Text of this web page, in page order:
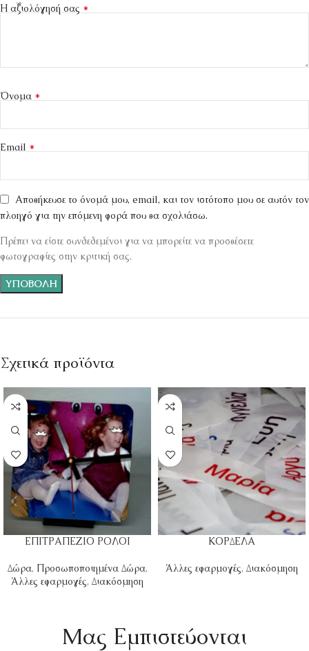
Η αξιολόγησή σας *
Όνομα *
Email *
Αποθήκευσε το όνομά μου, email, και τον ιστότοπο μου σε αυτόν τον
πλοηγό για την επόμενη φορά που θα σχολιάσω.
Πρέπει να είστε συνδεδεμένοι για να μπορείτε να προσθέσετε
φωτογραφίες στην κριτική σας.
Σχετικά προϊόντα
ΕΠΙΤΡΑΠΕΖΙΟ ΡΟΛΟΙ
Δώρα, Προσωποποιημένα Δώρα,
Άλλες εφαρμογές, Διακόσμηση
ΚΟΡΔΕΛΑ
Άλλες εφαρμογές, Διακόσμηση
Mας Εμπιστεύονται